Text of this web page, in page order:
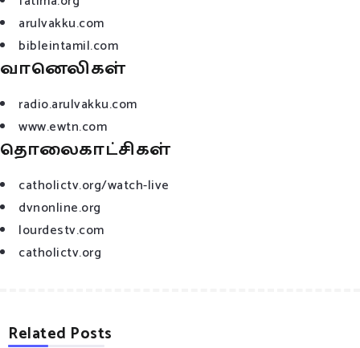
arulvakku.com
bibleintamil.com
வானெலிகள்
radio.arulvakku.com
www.ewtn.com
தொலைகாட்சிகள்
catholictv.org/watch-live
dvnonline.org
lourdestv.com
catholictv.org
Related Posts